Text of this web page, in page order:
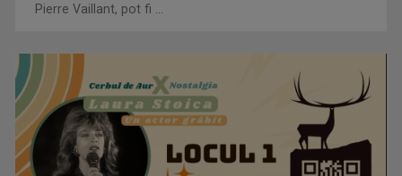
Marea bătălie economică pentru atenția noastră
velierul „Speranţa”, în căutarea prietenului său francez